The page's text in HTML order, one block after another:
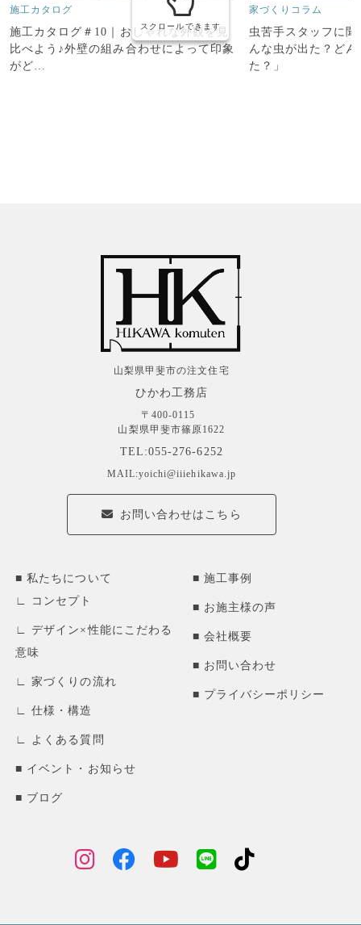
施工カタログ
施工カタログ＃10｜おしゃれな外観を見
比べよう♪外壁の組み合わせによって印象
がど…
家づくりコラム
虫苦手スタッフに
んな虫が出た？ど
た？」
スクロールできます
山梨県甲斐市の注文住宅
ひかわ工務店
〒400-0115
山梨県甲斐市篠原1622
TEL:055-276-6252
MAIL:yoichi@iiiehikawa.jp
お問い合わせはこちら
私たちについて
コンセプト
デザイン×性能にこだわる
意味
家づくりの流れ
仕様・構造
よくある質問
イベント・お知らせ
ブログ
施工事例
お施主様の声
会社概要
お問い合わせ
プライバシーポリシー